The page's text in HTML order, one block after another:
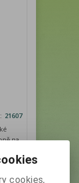
21607
na
cookies,